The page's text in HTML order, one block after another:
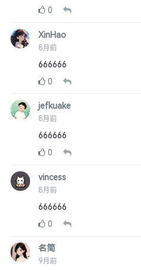
0
XinHao
8月前
666666
0
jefkuake
8月前
666666
0
vincess
8月前
666666
0
名简
9月前